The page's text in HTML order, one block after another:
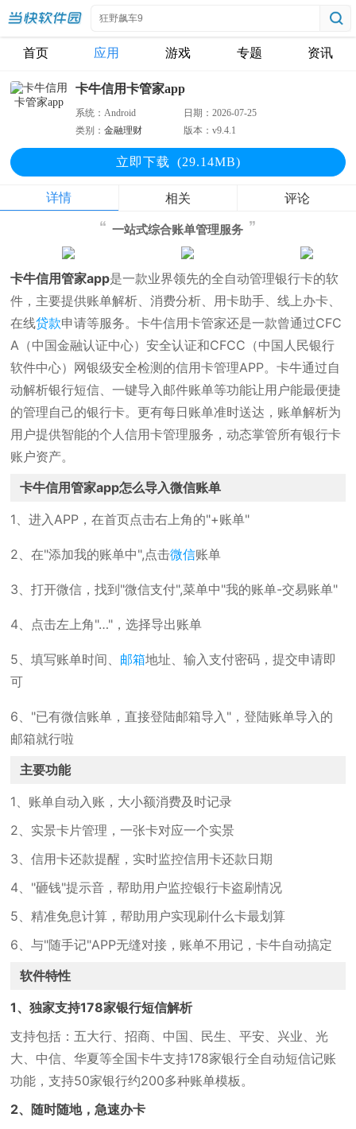
首页 应用 游戏 专题 资讯
卡牛信用卡管家app
系统：Android 日期：2026-07-25
类别：金融理财 版本：v9.4.1
立即下载 (29.14MB)
详情 相关 评论
一站式综合账单管理服务
卡牛信用管家app是一款业界领先的全自动管理银行卡的软
件，主要提供账单解析、消费分析、用卡助手、线上办卡、
在线贷款申请等服务。卡牛信用卡管家还是一款曾通过CFC
A（中国金融认证中心）安全认证和CFCC（中国人民银行
软件中心）网银级安全检测的信用卡管理APP。卡牛通过自
动解析银行短信、一键导入邮件账单等功能让用户能最便捷
的管理自己的银行卡。更有每日账单准时送达，账单解析为
用户提供智能的个人信用卡管理服务，动态掌管所有银行卡
账户资产。
卡牛信用管家app怎么导入微信账单
1、进入APP，在首页点击右上角的"+账单"
2、在"添加我的账单中",点击微信账单
3、打开微信，找到"微信支付",菜单中"我的账单-交易账单"
4、点击左上角"…"，选择导出账单
5、填写账单时间、 邮箱地址、输入支付密码，提交申请即
可
6、"已有微信账单，直接登陆邮箱导入"，登陆账单导入的
邮箱就行啦
主要功能
1、账单自动入账，大小额消费及时记录
2、实景卡片管理，一张卡对应一个实景
3、信用卡还款提醒，实时监控信用卡还款日期
4、"砸钱"提示音，帮助用户监控银行卡盗刷情况
5、精准免息计算，帮助用户实现刷什么卡最划算
6、与"随手记"APP无缝对接，账单不用记，卡牛自动搞定
软件特性
1、独家支持178家银行短信解析
支持包括：五大行、招商、中国、民生、平安、兴业、光
大、中信、华夏等全国卡牛支持178家银行全自动短信记账
功能，支持50家银行约200多种账单模板。
2、随时随地，急速办卡